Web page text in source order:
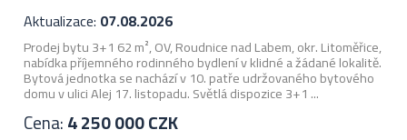
Aktualizace: 07.08.2026
Prodej bytu 3+1 62 m², OV, Roudnice nad Labem, okr. Litoměřice,
nabídka příjemného rodinného bydlení v klidné a žádané lokalitě.
Bytová jednotka se nachází v 10. patře udržovaného bytového
domu v ulici Alej 17. listopadu. Světlá dispozice 3+1 ...
Cena:4 250 000 CZK